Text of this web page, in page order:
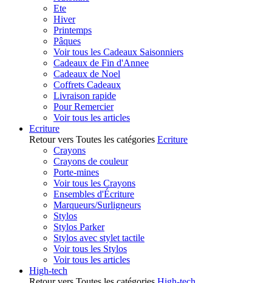
Ete
Hiver
Printemps
Pâques
Voir tous les Cadeaux Saisonniers
Cadeaux de Fin d'Annee
Cadeaux de Noel
Coffrets Cadeaux
Livraison rapide
Pour Remercier
Voir tous les articles
Ecriture
Retour vers Toutes les catégories Ecriture
Crayons
Crayons de couleur
Porte-mines
Voir tous les Crayons
Ensembles d'Écriture
Marqueurs/Surligneurs
Stylos
Stylos Parker
Stylos avec stylet tactile
Voir tous les Stylos
Voir tous les articles
High-tech